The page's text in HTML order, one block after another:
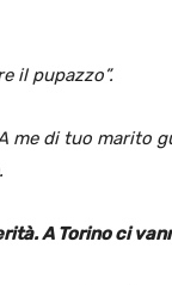
il pupazzo”.
me di tuo marito
.
A Torino ci